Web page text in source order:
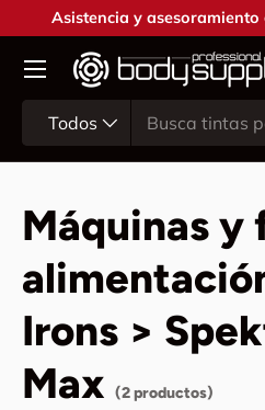
Ir al contenido
Asistencia y
Todos
Máquinas y
Irons >
Max (2 productos)